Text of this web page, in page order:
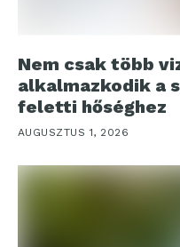
Nem csak több
alkalmazkodik a
feletti hőséghez
AUGUSZTUS 1, 2026